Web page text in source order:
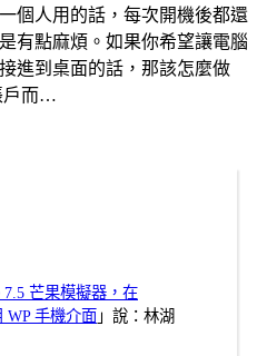
個人用的話，每次開機後都還
有點麻煩。如果你希望讓電腦
進到桌面的話，那該怎麼做
戶而…
7.5 芒果模擬器，在
WP 手機介面 」說：林湖